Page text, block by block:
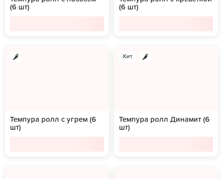
(6 шт)
(6 шт)
Темпура ролл с угрем (6
шт)
Хит
Темпура ролл Динамит (6
шт)